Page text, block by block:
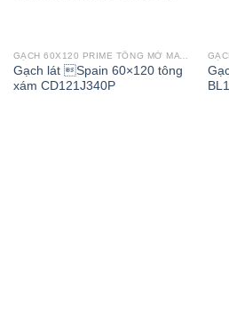
Gạch lát Spain 60×120 tông
xám CD121J340P